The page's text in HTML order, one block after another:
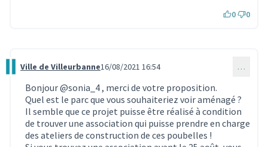
0 0
Commentaire 1006
Ville de Villeurbanne16/08/2021 16:54 …
Bonjour@sonia_4, merci de votre proposition.
Quel est le parc que vous souhaiteriez voir aménagé ?
Il semble que ce projet puisse être réalisé à condition
de trouver une association qui puisse prendre en charge
des ateliers de construction de ces poubelles !